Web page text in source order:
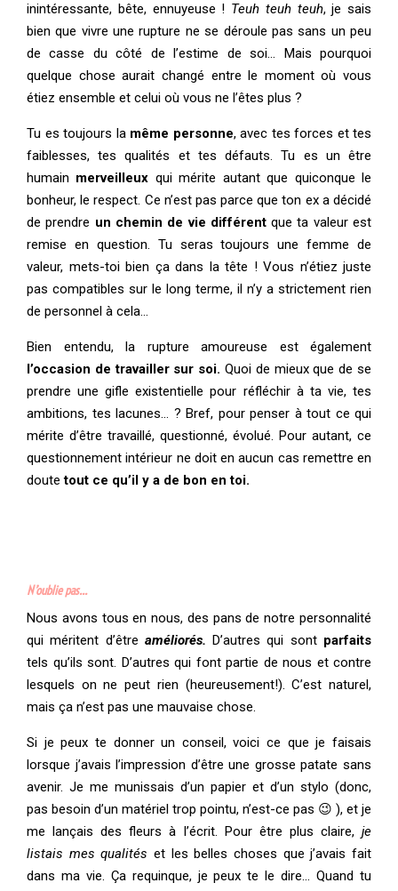
inintéressante, bête, ennuyeuse ! Teuh teuh teuh, je sais
bien que vivre une rupture ne se déroule pas sans un peu
de casse du côté de l’estime de soi… Mais pourquoi
quelque chose aurait changé entre le moment où vous
étiez ensemble et celui où vous ne l’êtes plus ?
Tu es toujours la même personne, avec tes forces et tes
faiblesses, tes qualités et tes défauts. Tu es un être
humain merveilleux qui mérite autant que quiconque le
bonheur, le respect. Ce n’est pas parce que ton ex a décidé
de prendre un chemin de vie différentque ta valeur est
remise en question. Tu seras toujours une femme de
valeur, mets-toi bien ça dans la tête ! Vous n’étiez juste
pas compatibles sur le long terme, il n’y a strictement rien
de personnel à cela…
Bien entendu, la rupture amoureuse est également
l’occasion de travailler sur soi. Quoi de mieux que de se
prendre une gifle existentielle pour réfléchir à ta vie, tes
ambitions, tes lacunes… ? Bref, pour penser à tout ce qui
mérite d’être travaillé, questionné, évolué. Pour autant, ce
questionnement intérieur ne doit en aucun cas remettre en
doute tout ce qu’il y a de bon en toi.
N’oublie pas…
Nous avons tous en nous, des pans de notre personnalité
qui méritent d’être améliorés. D’autres qui sont parfaits
tels qu’ils sont. D’autres qui font partie de nous et contre
lesquels on ne peut rien (heureusement!). C’est naturel,
mais ça n’est pas une mauvaise chose.
Si je peux te donner un conseil, voici ce que je faisais
lorsque j’avais l’impression d’être une grosse patate sans
avenir. Je me munissais d’un papier et d’un stylo (donc,
pas besoin d’un matériel trop pointu, n’est-ce pas 😉 ), et je
me lançais des fleurs à l’écrit. Pour être plus claire, je
listais mes qualités et les belles choses que j’avais fait
dans ma vie. Ça requinque, je peux te le dire… Quand tu